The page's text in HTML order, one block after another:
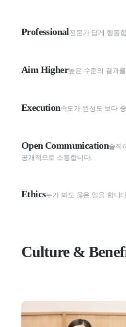
Professional전문가 답게 행동
Aim Higher높은 수준의 결과
Execution속도가 완성도 보다
Open Communication솔직
공개적으로 소통합니다.
Ethics누가 봐도 옳은 일을 합니
Culture &